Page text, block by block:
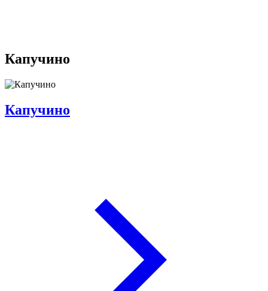
Капучино
Капучино